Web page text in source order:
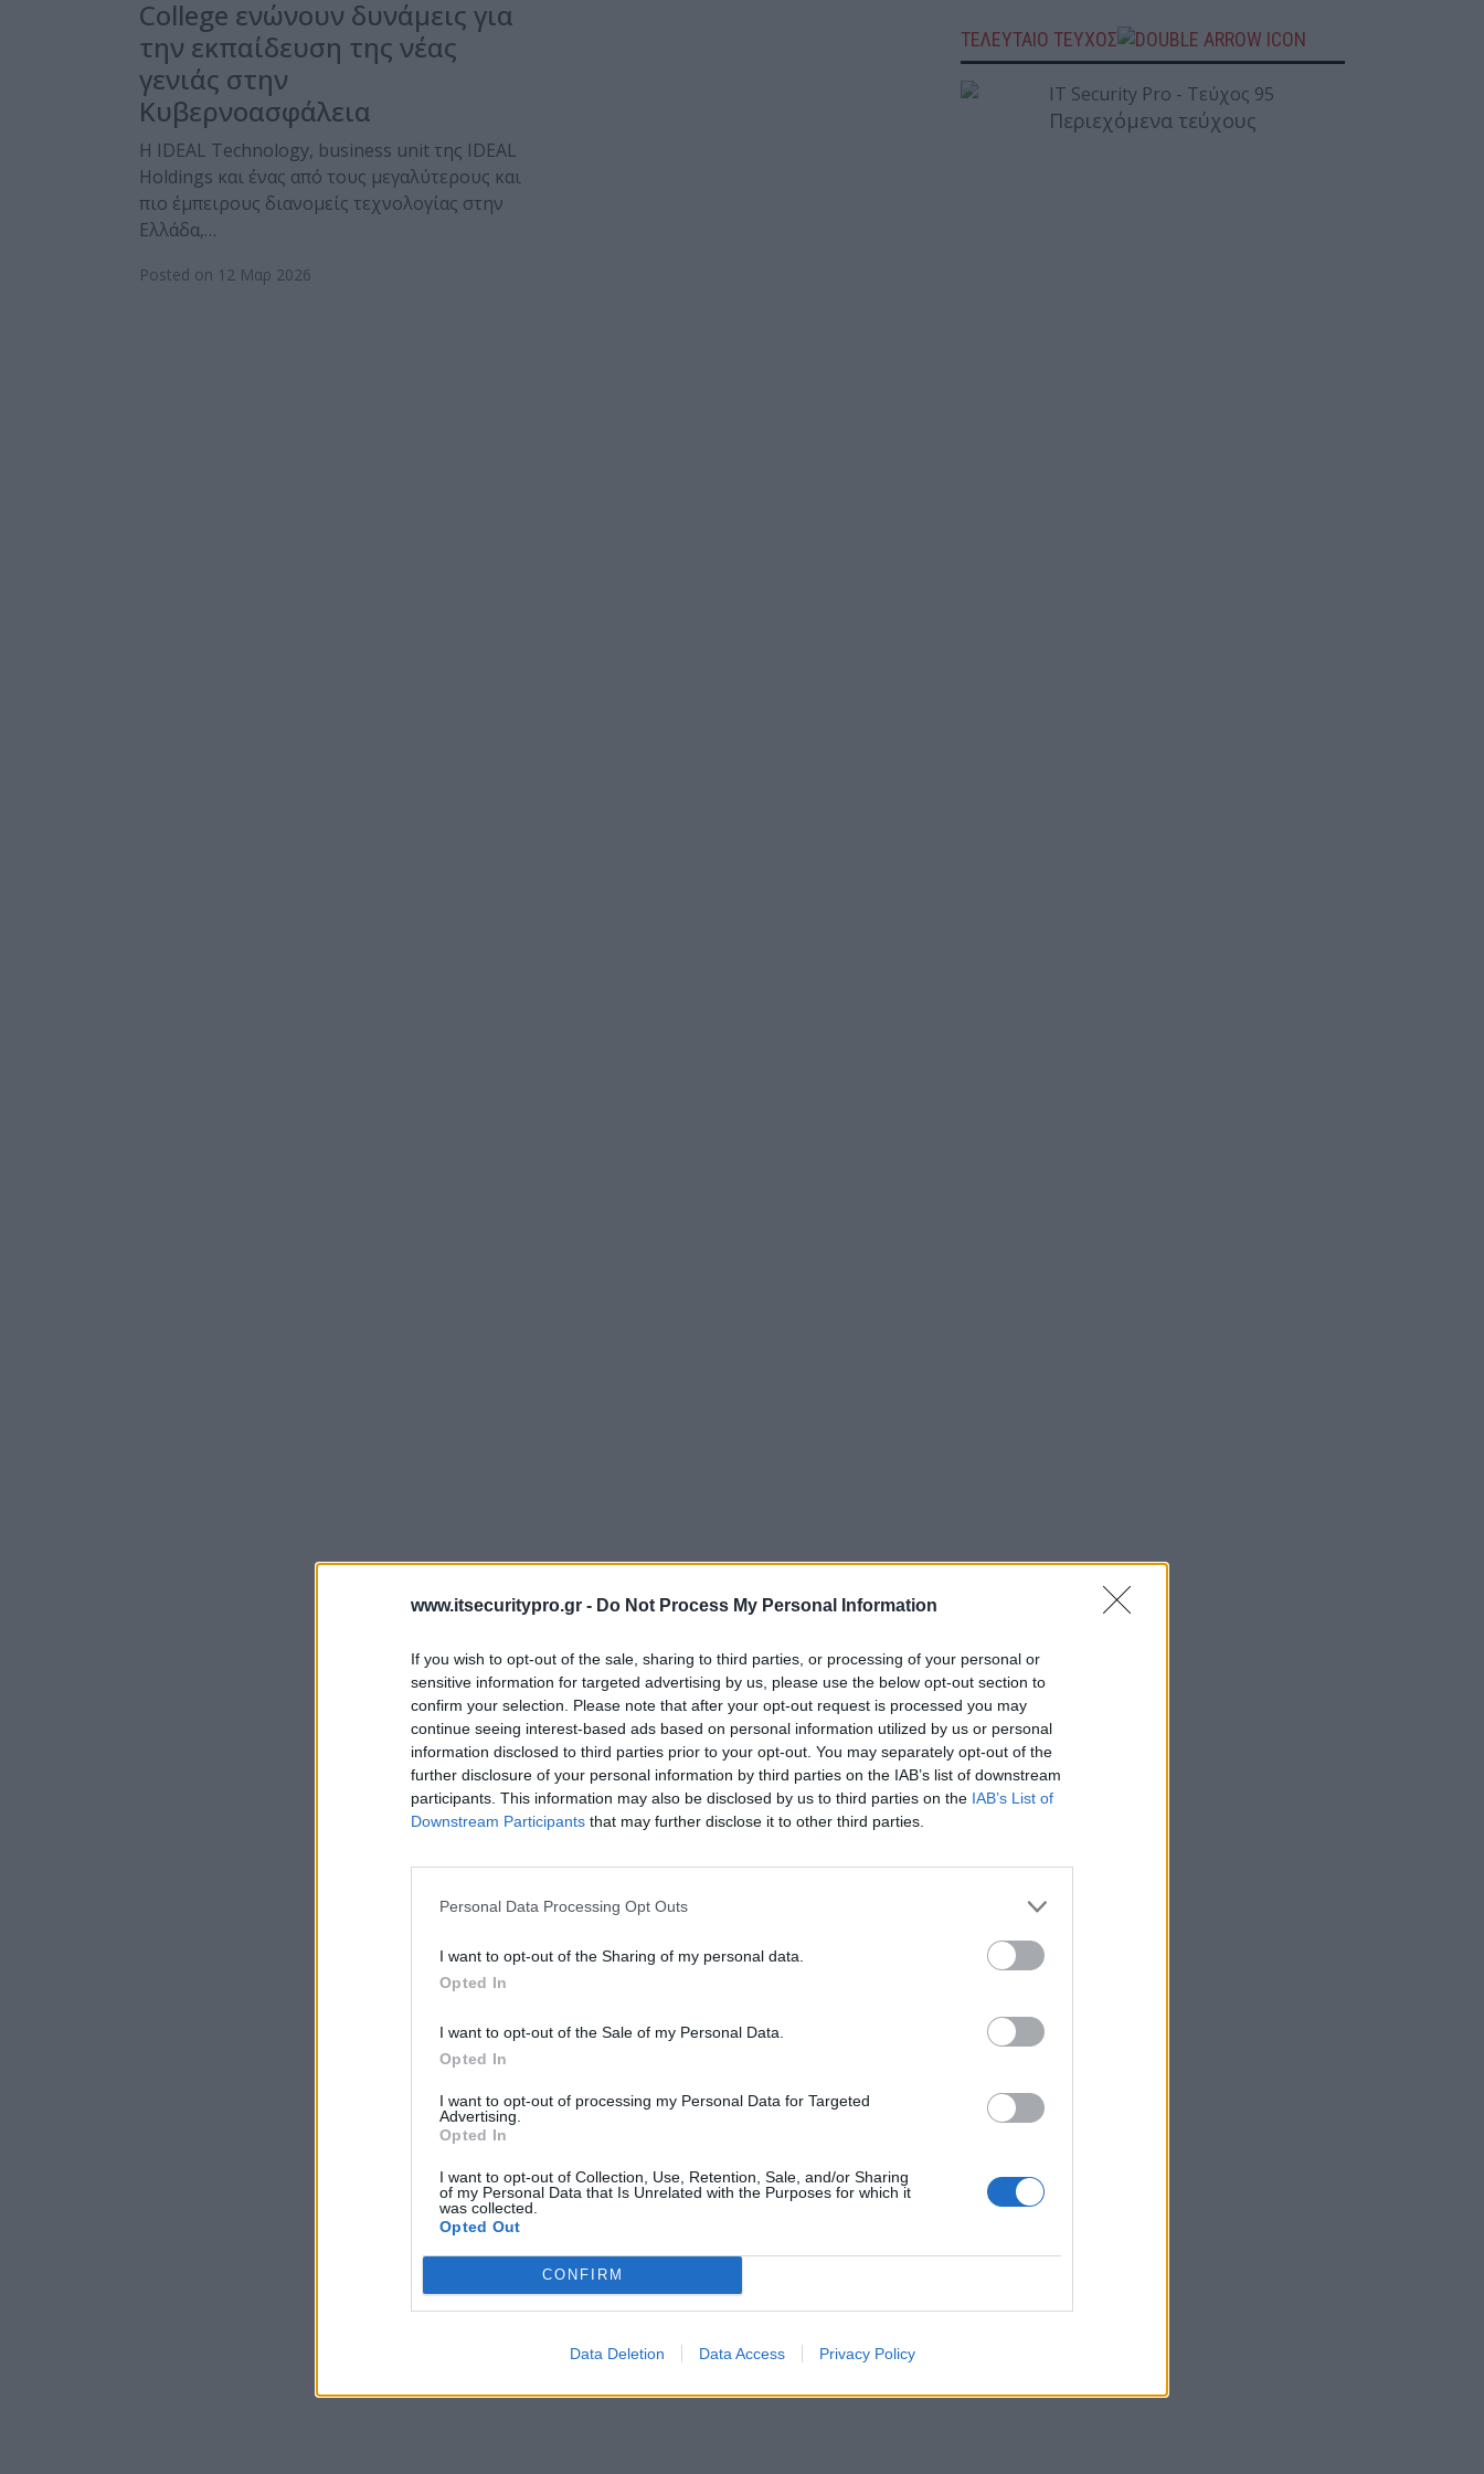
www.itsecuritypro.gr - Do Not Process My Personal Information
If you wish to opt-out of the sale, sharing to third parties, or processing of your personal or
sensitive information for targeted advertising by us, please use the below opt-out section to
confirm your selection. Please note that after your opt-out request is processed you may
continue seeing interest-based ads based on personal information utilized by us or personal
information disclosed to third parties prior to your opt-out. You may separately opt-out of the
further disclosure of your personal information by third parties on the IAB’s list of downstream
participants. This information may also be disclosed by us to third parties on the IAB’s List of
Downstream Participants that may further disclose it to other third parties.
Personal Data Processing Opt Outs
I want to opt-out of the Sharing of my personal data.
Opted In
I want to opt-out of the Sale of my Personal Data.
Opted In
I want to opt-out of processing my Personal Data for Targeted
Advertising.
Opted In
I want to opt-out of Collection, Use, Retention, Sale, and/or Sharing
of my Personal Data that Is Unrelated with the Purposes for which it
was collected.
Opted Out
CONFIRM
Data Deletion Data Access Privacy Policy
College ενώνουν δυνάμεις για
την εκπαίδευση της νέας
γενιάς στην
Κυβερνοασφάλεια
Η IDEAL Technology, business unit της IDEAL
Holdings και ένας από τους μεγαλύτερους και
πιο έμπειρους διανομείς τεχνολογίας στην
Ελλάδα,…
Posted on 12 Μαρ 2026
ΤΕΛΕΥΤΑΙΟ ΤΕΥΧΟΣ
Περιεχόμενα τεύχους